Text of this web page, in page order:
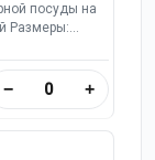
посуды на
Размеры:
− +